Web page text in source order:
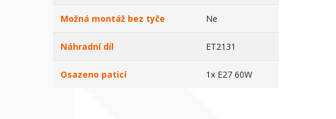
Možná montáž bez tyče Ne
Náhradní díl ET2131
Osazeno paticí 1x E27 60W